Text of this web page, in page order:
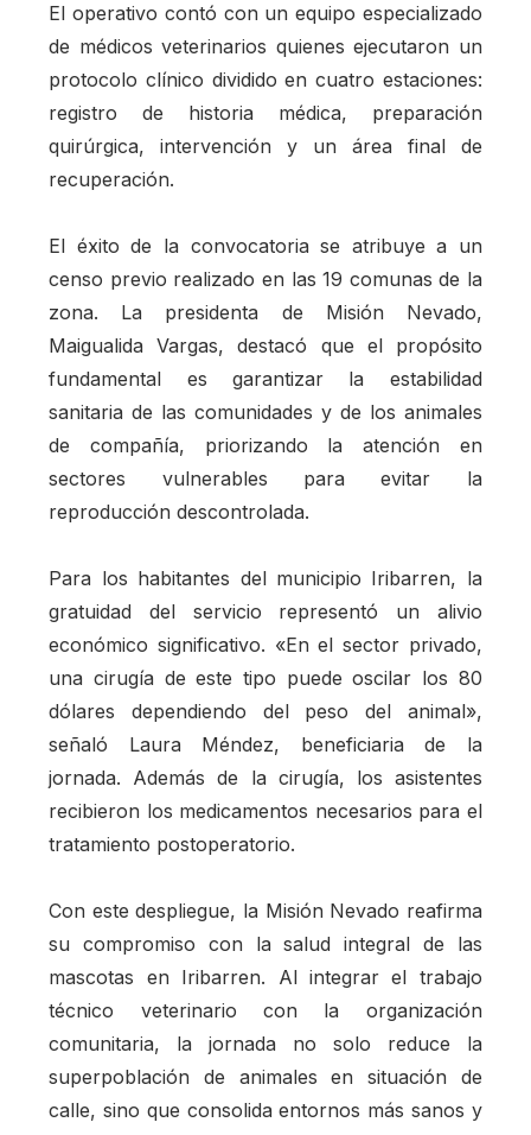
El operativo contó con un equipo especializado
de médicos veterinarios quienes ejecutaron un
protocolo clínico dividido en cuatro estaciones:
registro de historia médica, preparación
quirúrgica, intervención y un área final de
recuperación.
El éxito de la convocatoria se atribuye a un
censo previo realizado en las 19 comunas de la
zona. La presidenta de Misión Nevado,
Maigualida Vargas, destacó que el propósito
fundamental es garantizar la estabilidad
sanitaria de las comunidades y de los animales
de compañía, priorizando la atención en
sectores vulnerables para evitar la
reproducción descontrolada.
Para los habitantes del municipio Iribarren, la
gratuidad del servicio representó un alivio
económico significativo. «En el sector privado,
una cirugía de este tipo puede oscilar los 80
dólares dependiendo del peso del animal»,
señaló Laura Méndez, beneficiaria de la
jornada. Además de la cirugía, los asistentes
recibieron los medicamentos necesarios para el
tratamiento postoperatorio.
Con este despliegue, la Misión Nevado reafirma
su compromiso con la salud integral de las
mascotas en Iribarren. Al integrar el trabajo
técnico veterinario con la organización
comunitaria, la jornada no solo reduce la
superpoblación de animales en situación de
calle, sino que consolida entornos más sanos y